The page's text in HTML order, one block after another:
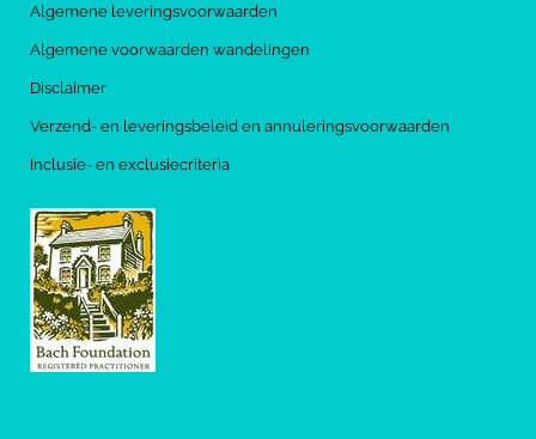
Algemene leveringsvoorwaarden
Algemene voorwaarden wandelingen
Disclaimer
Verzend- en leveringsbeleid en annuleringsvoorwaarden
Inclusie- en exclusiecriteria